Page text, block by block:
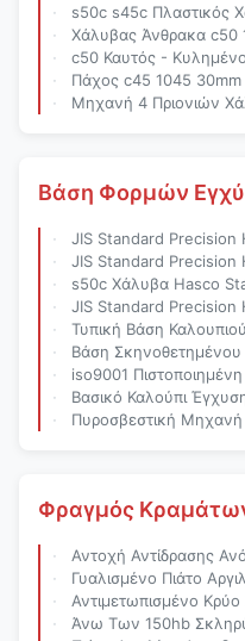
s50c s45c Πλαστικός
Χάλυβας Άνθρακα c50
c50 Καυτός - Κυλημένο
Πάχος c45 1045 30mm Καυτό
Μηχανή 4 Πριονιών Χάλυβας
Βάση Φορμών
JIS Standard Precision Hot Forging Die Βάση
JIS Standard Precision Hot Forging Die Βάση
s50c Χάλυβα Hasco Standard Πλαστική
JIS Standard Precision Hot Forging Die Βάση
Τυπική Βάση Καλουπιού Έγχυσης Με Ανοχή ±0.01mm Και
Βάση Σκηνοθετημένου Σκηνοθετημένου
iso9001 Πιστοποιημένη Βάση Μούχλας Ένεσης Με Ανοχή
Βασικό Καλούπι Έγχυσης Προτύπου DME Με 100%
Πυροσβεστική Μηχανή Με Βάση Καλούπιας Ένεσης Με Μαύρη
Φραγμός
Αντοχή Αντίδρασης Ανόδων
Γυαλισμένο Πιάτο Αργιλίου 7075
Αντιμετωπισμένο Κρύο Σφυρηλατημένο
Άνω Των 150hb Σκληρύντε Το